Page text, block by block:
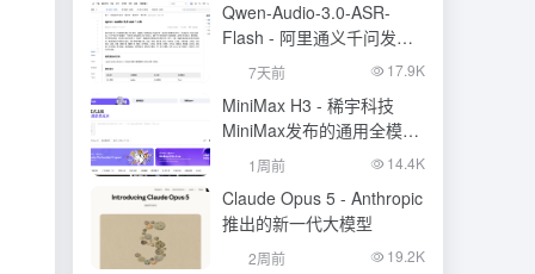
Qwen-Audio-3.0-ASR-
Flash - 阿里通义千问发布
的语音识别大模型
7天前 17.9K
MiniMax H3 - 稀宇科技
MiniMax发布的通用全模态
生成模型
1周前 14.4K
Claude Opus 5 - Anthropic
推出的新一代大模型
2周前 19.2K